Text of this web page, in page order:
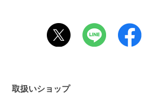
取扱いショップ